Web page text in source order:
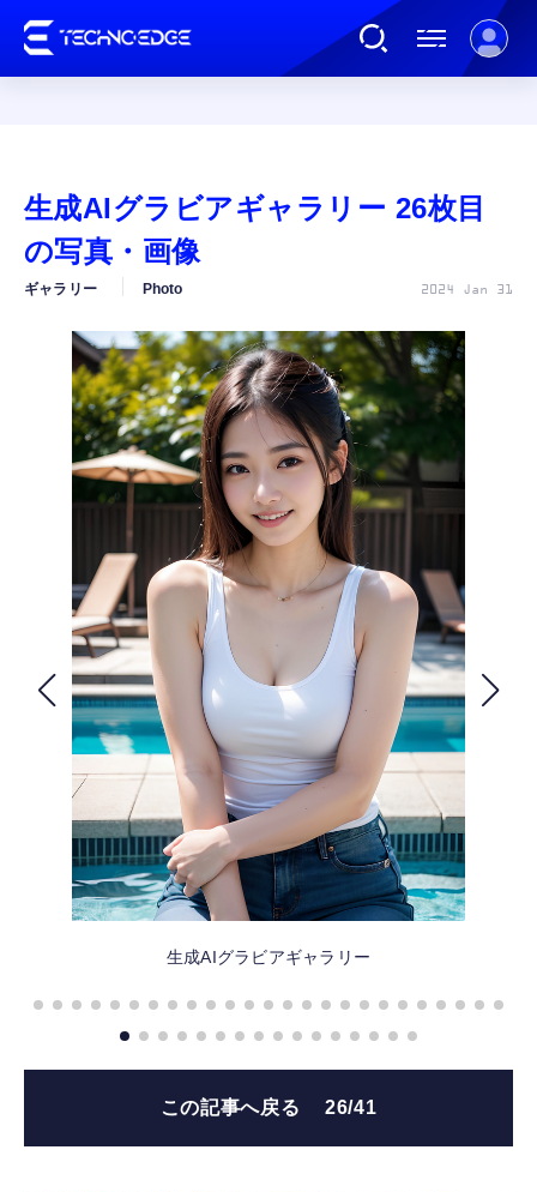
ゲーム
カルチャー
公式ストア
FOLLOW US
生成AIグラビアギャラリー 26枚目
の写真・画像
ギャラリー Photo 2024 Jan 31
生成AIグラビアギャラリー
この記事へ戻る 26/41